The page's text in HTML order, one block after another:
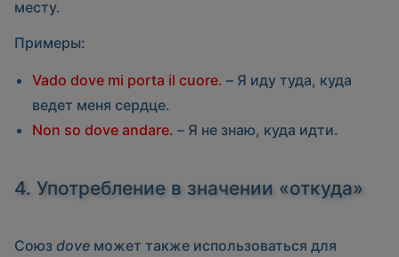
месту.
Примеры:
Vado dove mi porta il cuore. – Я иду туда, куда
ведет меня сердце.
Non so dove andare. – Я не знаю, куда идти.
4. Употребление в значении «откуда»
Союз dove может также использоваться для